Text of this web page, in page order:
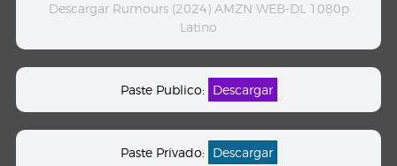
Descargar Rumours (2024) AMZN WEB-DL 1080p
Latino
Paste Publico: Descargar
Paste Privado: Descargar